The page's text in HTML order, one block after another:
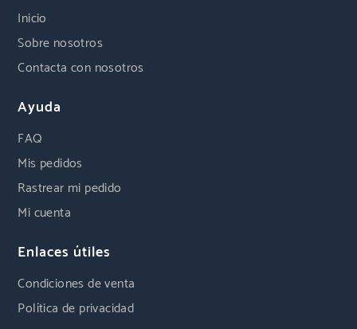
Inicio
Sobre nosotros
Contacta con nosotros
Ayuda
FAQ
Mis pedidos
Rastrear mi pedido
Mi cuenta
Enlaces útiles
Condiciones de venta
Política de privacidad